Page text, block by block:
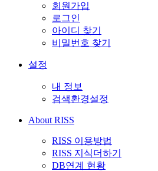
회원가입
로그인
아이디 찾기
비밀번호 찾기
설정
내 정보
검색환경설정
About RISS
RISS 이용방법
RISS 지식더하기
DB연계 현황